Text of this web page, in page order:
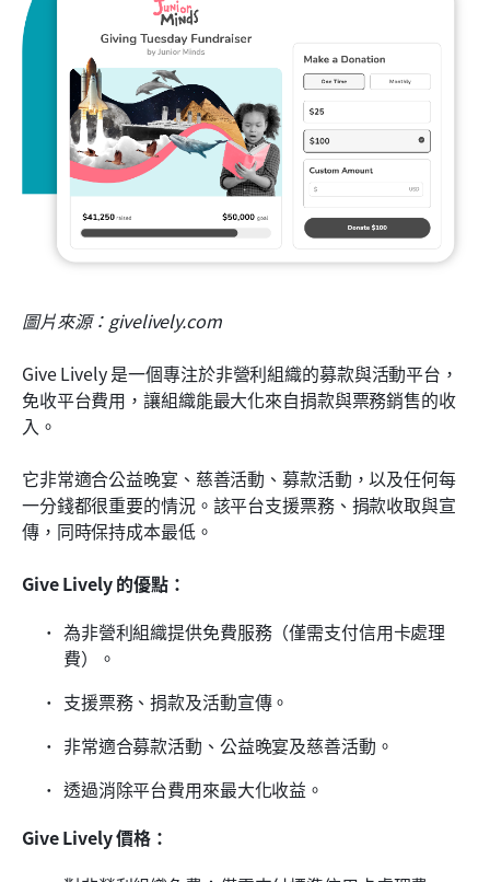
圖片來源：givelively.com
Give Lively 是一個專注於非營利組織的募款與活動平台，
免收平台費用，讓組織能最大化來自捐款與票務銷售的收
入。
它非常適合公益晚宴、慈善活動、募款活動，以及任何每
一分錢都很重要的情況。該平台支援票務、捐款收取與宣
傳，同時保持成本最低。
Give Lively 的優點：
為非營利組織提供免費服務（僅需支付信用卡處理
費）。
支援票務、捐款及活動宣傳。
非常適合募款活動、公益晚宴及慈善活動。
透過消除平台費用來最大化收益。
Give Lively 價格：